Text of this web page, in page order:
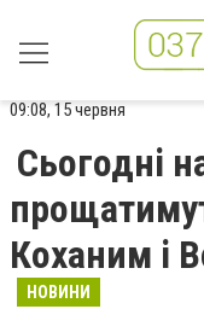
09:08, 15 червня
Сьогодні
Коханим і
НОВИНИ